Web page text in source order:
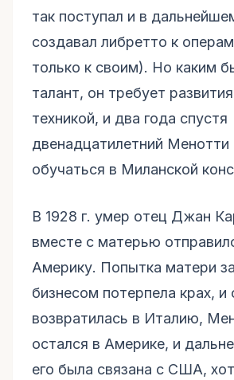
так поступал и в
создавал либретто к
только к своим). Но каким
талант, он требует
техникой, и два года спустя
двенадцатилетний Менотти
обучаться в Миланской
В 1928 г. умер отец Джан
вместе с матерью
Америку. Попытка матери
бизнесом потерпела крах, и
возвратилась в Италию,
остался в Америке, и
его была связана с США,